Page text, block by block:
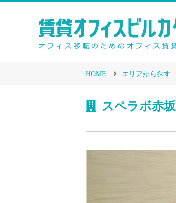
HOME エリアから探す
スペラボ赤